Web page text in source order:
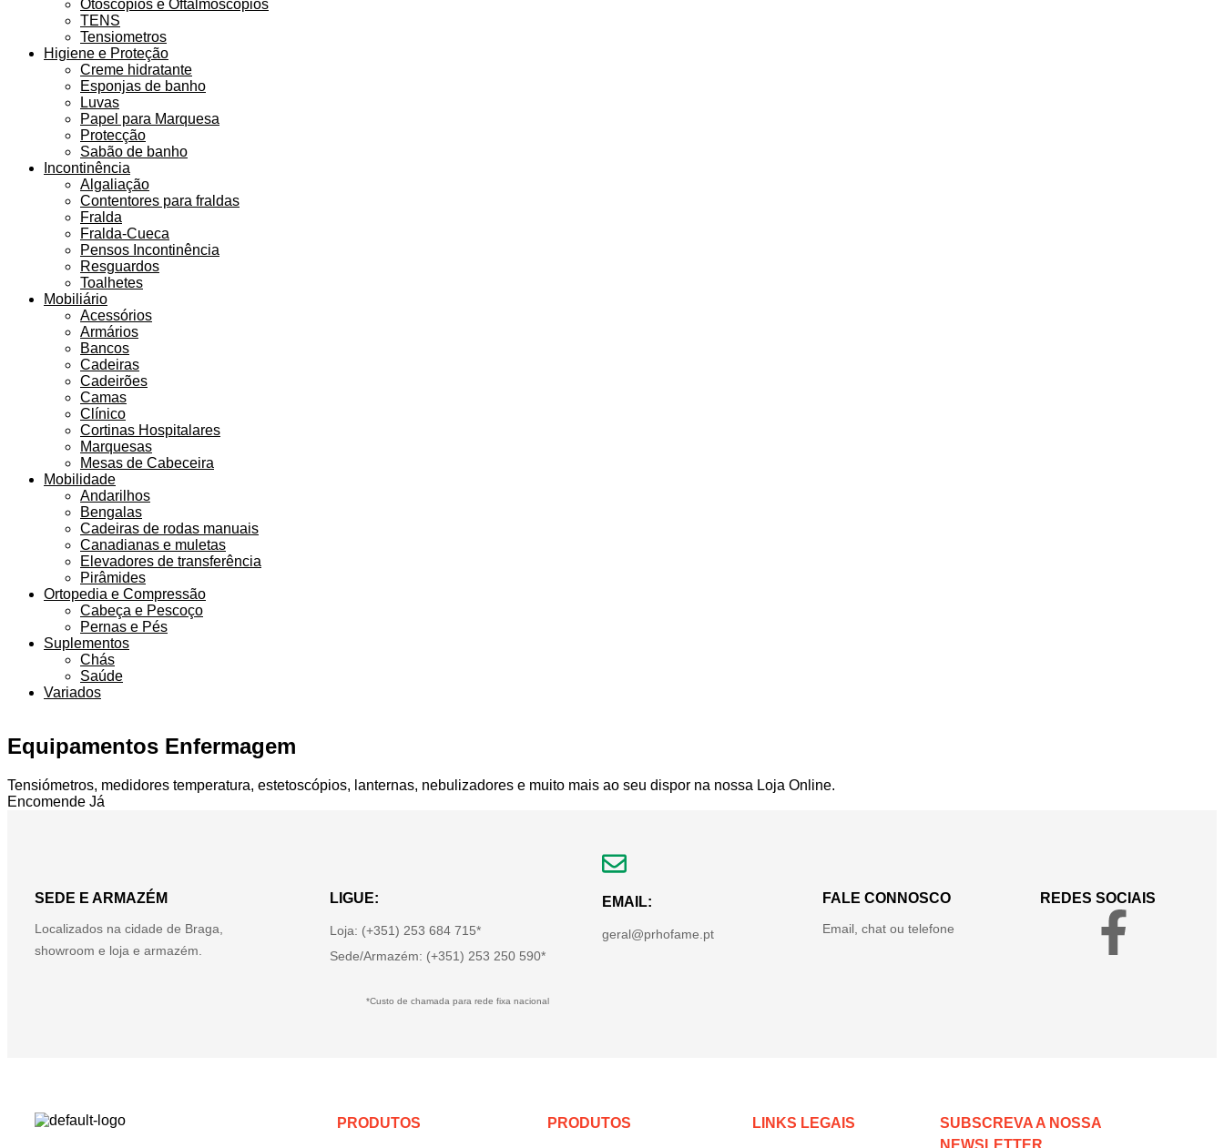
Otoscópios e Oftalmoscópios
TENS
Tensiometros
Higiene e Proteção
Creme hidratante
Esponjas de banho
Luvas
Papel para Marquesa
Protecção
Sabão de banho
Incontinência
Algaliação
Contentores para fraldas
Fralda
Fralda-Cueca
Pensos Incontinência
Resguardos
Toalhetes
Mobiliário
Acessórios
Armários
Bancos
Cadeiras
Cadeirões
Camas
Clínico
Cortinas Hospitalares
Marquesas
Mesas de Cabeceira
Mobilidade
Andarilhos
Bengalas
Cadeiras de rodas manuais
Canadianas e muletas
Elevadores de transferência
Pirâmides
Ortopedia e Compressão
Cabeça e Pescoço
Pernas e Pés
Suplementos
Chás
Saúde
Variados
Equipamentos Enfermagem
Tensiómetros, medidores temperatura, estetoscópios, lanternas, nebulizadores e muito mais ao seu dispor na nossa Loja Online.
Encomende Já
SEDE E ARMAZÉM
Localizados na cidade de Braga,
showroom e loja e armazém.
LIGUE:
Loja: (+351) 253 684 715*
Sede/Armazém: (+351) 253 250 590*
*Custo de chamada para rede fixa nacional
EMAIL:
geral@prhofame.pt
FALE CONNOSCO
Email, chat ou telefone
REDES SOCIAIS
PRODUTOS PRODUTOS LINKS LEGAIS
SUBSCREVA A NOSSA